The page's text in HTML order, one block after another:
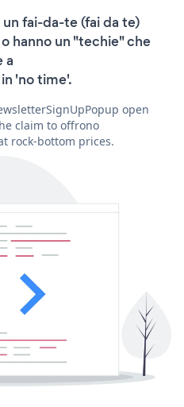
fai-da-te (fai da te)
hanno un "techie" che
a
'no time'.
open
claim to offrono
rock-bottom prices.